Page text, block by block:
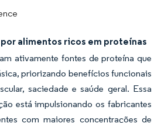
alimentos ricos em proteínas
ativamente fontes de proteína que
priorizando benefícios funcionais
saciedade e saúde geral. Essa
está impulsionando os fabricantes
com maiores concentrações de